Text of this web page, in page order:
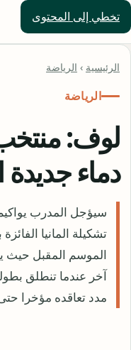
تخطي إلى المحتوى
حلول العالم
الرئيسية › الرياضة
الرياضة
لوف:
دماء
سيؤجل المدرب
تشكيلة المانيا
الموسم المقبل حيث
مدد تعاقده مؤخرا